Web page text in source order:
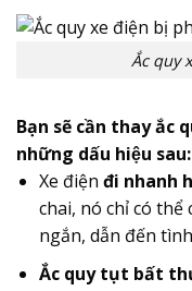
Ắc quy
Bạn sẽ cần thay ắc
những dấu hiệu sau:
Xe điện đi nhanh
chai, nó chỉ có
ngắn, dẫn đến
Ắc quy tụt bất